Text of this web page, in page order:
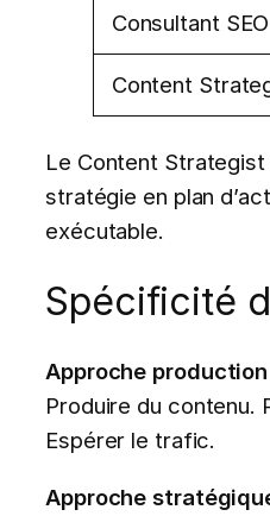
Consultant SEO
Content
Le Content Strategist
stratégie en plan
exécutable.
Spécificité
Approche
Produire du contenu.
Espérer le trafic.
Approche